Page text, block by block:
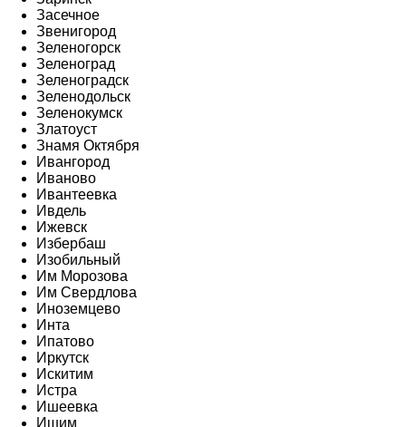
Засечное
Звенигород
Зеленогорск
Зеленоград
Зеленоградск
Зеленодольск
Зеленокумск
Златоуст
Знамя Октября
Ивангород
Иваново
Ивантеевка
Ивдель
Ижевск
Избербаш
Изобильный
Им Морозова
Им Свердлова
Иноземцево
Инта
Ипатово
Иркутск
Искитим
Истра
Ишеевка
Ишим